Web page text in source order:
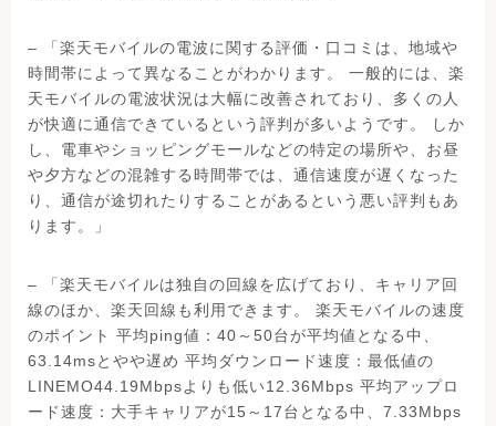
– 「楽天モバイルの電波に関する評価・口コミは、地域や
時間帯によって異なることがわかります。 一般的には、楽
天モバイルの電波状況は大幅に改善されており、多くの人
が快適に通信できているという評判が多いようです。 しか
し、電車やショッピングモールなどの特定の場所や、お昼
や夕方などの混雑する時間帯では、通信速度が遅くなった
り、通信が途切れたりすることがあるという悪い評判もあ
ります。」
– 「楽天モバイルは独自の回線を広げており、キャリア回
線のほか、楽天回線も利用できます。 楽天モバイルの速度
のポイント 平均ping値：40～50台が平均値となる中、
63.14msとやや遅め 平均ダウンロード速度：最低値の
LINEMO44.19Mbpsよりも低い12.36Mbps 平均アップロ
ード速度：大手キャリアが15～17台となる中、7.33Mbps